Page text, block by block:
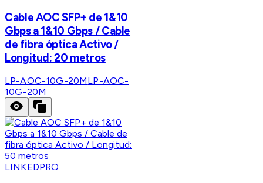
Cable AOC SFP+ de 1&10
Gbps a 1&10 Gbps / Cable
de fibra óptica Activo /
Longitud: 20 metros
LP-AOC-10G-20MLP-AOC-
10G-20M
LINKEDPRO